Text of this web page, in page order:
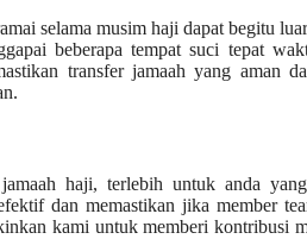
selama musim haji dapat begitu
beberapa tempat suci tepat
transfer jamaah yang aman
haji, terlebih untuk anda
dan memastikan jika member
kami untuk memberi kontribusi